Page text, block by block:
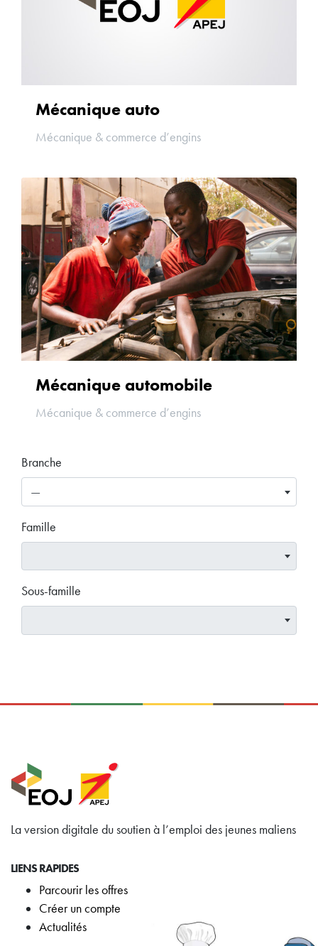
Mécanique auto
Mécanique & commerce d’engins
Mécanique automobile
Mécanique & commerce d’engins
Branche
—
Famille
Sous-famille
La version digitale du soutien à l’emploi des jeunes maliens
LIENS RAPIDES
Parcourir les offres
Créer un compte
Actualités